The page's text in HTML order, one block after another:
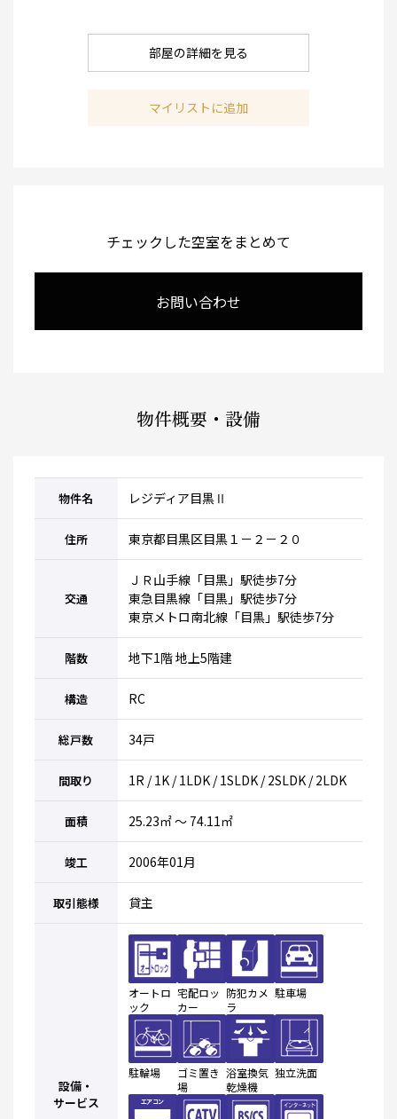
部屋の詳細を見る
マイリストに追加
チェックした空室をまとめて
お問い合わせ
物件概要・設備
物件名 レジディア目黒Ⅱ
住所 東京都目黒区目黒１－２－２０
交通
ＪＲ山手線「目黒」駅徒歩7分
東急目黒線「目黒」駅徒歩7分
東京メトロ南北線「目黒」駅徒歩7分
階数 地下1階 地上5階建
構造 RC
総戸数 34戸
間取り 1R / 1K / 1LDK / 1SLDK / 2SLDK / 2LDK
面積 25.23㎡ ～ 74.11㎡
竣工 2006年01月
取引態様 貸主
設備・
サービス
オートロ
ック
宅配ロッ
カー
防犯カメ
ラ
駐車場
駐輪場
ゴミ置き
場
浴室換気
乾燥機
独立洗面